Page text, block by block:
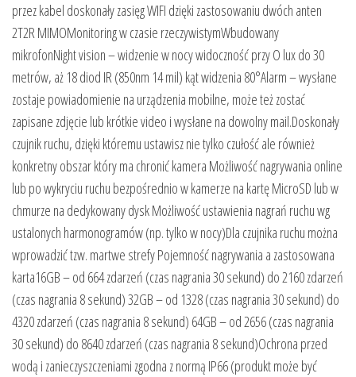
przez kabel doskonały zasięg WIFI dzięki zastosowaniu dwóch anten
2T2R MIMOMonitoring w czasie rzeczywistymWbudowany
mikrofonNight vision – widzenie w nocy widoczność przy O lux do 30
metrów, aż 18 diod IR (850nm 14 mil) kąt widzenia 80°Alarm – wysłane
zostaje powiadomienie na urządzenia mobilne, może też zostać
zapisane zdjęcie lub krótkie video i wysłane na dowolny mail.Doskonały
czujnik ruchu, dzięki któremu ustawisz nie tylko czułość ale również
konkretny obszar który ma chronić kamera Możliwość nagrywania online
lub po wykryciu ruchu bezpośrednio w kamerze na kartę MicroSD lub w
chmurze na dedykowany dysk Możliwość ustawienia nagrań ruchu wg
ustalonych harmonogramów (np. tylko w nocy)Dla czujnika ruchu można
wprowadzić tzw. martwe strefy Pojemność nagrywania a zastosowana
karta16GB – od 664 zdarzeń (czas nagrania 30 sekund) do 2160 zdarzeń
(czas nagrania 8 sekund) 32GB – od 1328 (czas nagrania 30 sekund) do
4320 zdarzeń (czas nagrania 8 sekund) 64GB – od 2656 (czas nagrania
30 sekund) do 8640 zdarzeń (czas nagrania 8 sekund)Ochrona przed
wodą i zanieczyszczeniami zgodna z normą IP66 (produkt może być